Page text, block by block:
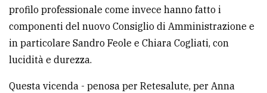
profilo professionale come invece hanno fatto i
componenti del nuovo Consiglio di Amministrazione e
in particolare Sandro Feole e Chiara Cogliati, con
lucidità e durezza.
Questa vicenda - penosa per Retesalute, per Anna